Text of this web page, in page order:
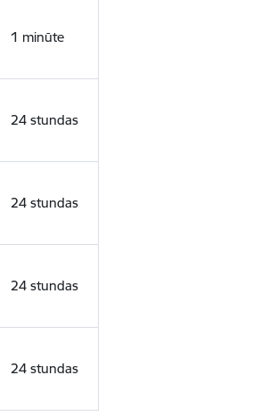
1 minūte
24 stundas
24 stundas
24 stundas
24 stundas